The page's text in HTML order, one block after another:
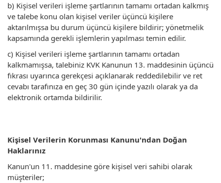
b) Kişisel verileri işleme şartlarının tamamı ortadan kalkmış
ve talebe konu olan kişisel veriler üçüncü kişilere
aktarılmışsa bu durum üçüncü kişilere bildirir; yönetmelik
kapsamında gerekli işlemlerin yapılması temin edilir.
c) Kişisel verileri işleme şartlarının tamamı ortadan
kalkmamışsa, talebiniz KVK Kanunun 13. maddesinin üçüncü
fıkrası uyarınca gerekçesi açıklanarak reddedilebilir ve ret
cevabı tarafınıza en geç 30 gün içinde yazılı olarak ya da
elektronik ortamda bildirilir.
Kişisel Verilerin Korunması Kanunu'ndan Doğan
Haklarınız
Kanun'un 11. maddesine göre kişisel veri sahibi olarak
müşteriler;